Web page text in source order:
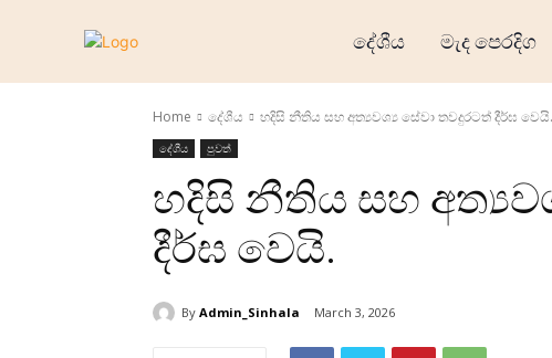
දේශීය මැද පෙරදිග
Home දේශීය හදිසි නීතිය සහ අත්‍යවශ්‍ය සේවා තවදුරටත් දීර්ඝ වෙයි.
දේශීය පුවත්
හදිසි නීතිය සහ
දීර්ඝ වෙයි.
By Admin_Sinhala March 3, 2026